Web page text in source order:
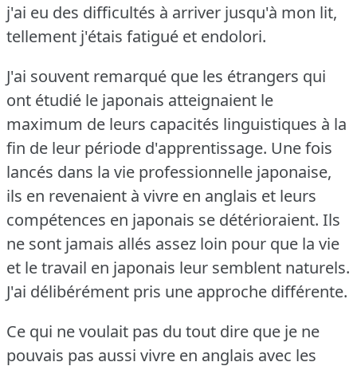
j'ai eu des difficultés à arriver jusqu'à mon lit,
tellement j'étais fatigué et endolori.
J'ai souvent remarqué que les étrangers qui
ont étudié le japonais atteignaient le
maximum de leurs capacités linguistiques à la
fin de leur période d'apprentissage. Une fois
lancés dans la vie professionnelle japonaise,
ils en revenaient à vivre en anglais et leurs
compétences en japonais se détérioraient. Ils
ne sont jamais allés assez loin pour que la vie
et le travail en japonais leur semblent naturels.
J'ai délibérément pris une approche différente.
Ce qui ne voulait pas du tout dire que je ne
pouvais pas aussi vivre en anglais avec les